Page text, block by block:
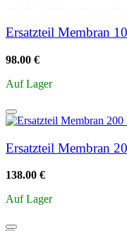
Ersatzteil Membran
98.00 €
Auf Lager
Ersatzteil Membran
138.00 €
Auf Lager